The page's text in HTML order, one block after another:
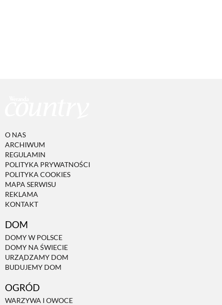
O NAS
ARCHIWUM
REGULAMIN
POLITYKA PRYWATNOŚCI
POLITYKA COOKIES
MAPA SERWISU
REKLAMA
KONTAKT
DOM
DOMY W POLSCE
DOMY NA ŚWIECIE
URZĄDZAMY DOM
BUDUJEMY DOM
OGRÓD
WARZYWA I OWOCE